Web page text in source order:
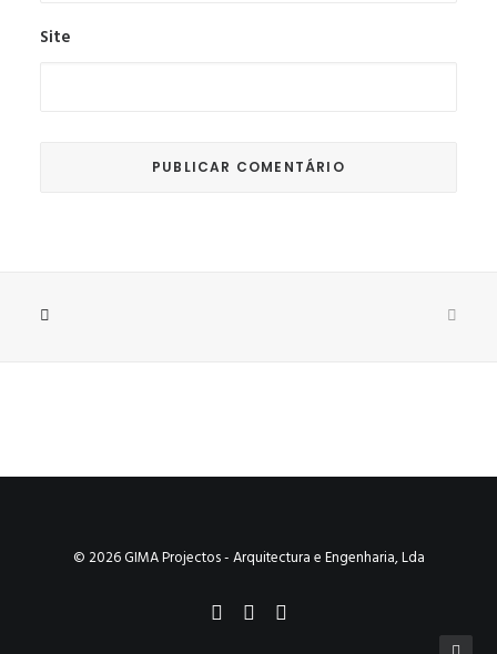
Site
© 2026 GIMA Projectos - Arquitectura e Engenharia, Lda